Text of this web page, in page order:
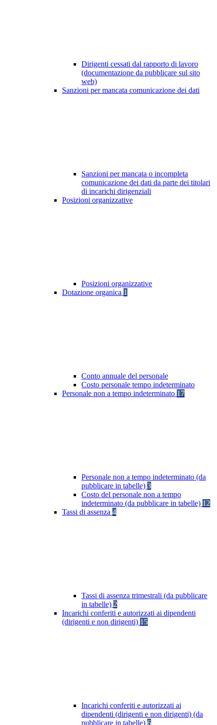
Dirigenti cessati dal rapporto di lavoro
(documentazione da pubblicare sul sito
web)
Sanzioni per mancata comunicazione dei dati
Sanzioni per mancata o incompleta
comunicazione dei dati da parte dei titolari
di incarichi dirigenziali
Posizioni organizzative
Posizioni organizzative
Dotazione organica 1
Conto annuale del personale
Costo personale tempo indeterminato
Personale non a tempo indeterminato 17
Personale non a tempo indeterminato (da
pubblicare in tabelle) 3
Costo del personale non a tempo
indeterminato (da pubblicare in tabelle) 12
Tassi di assenza 4
Tassi di assenza trimestrali (da pubblicare
in tabelle) 2
Incarichi conferiti e autorizzati ai dipendenti
(dirigenti e non dirigenti) 15
Incarichi conferiti e autorizzati ai
dipendenti (dirigenti e non dirigenti) (da
pubblicare in tabelle) 6